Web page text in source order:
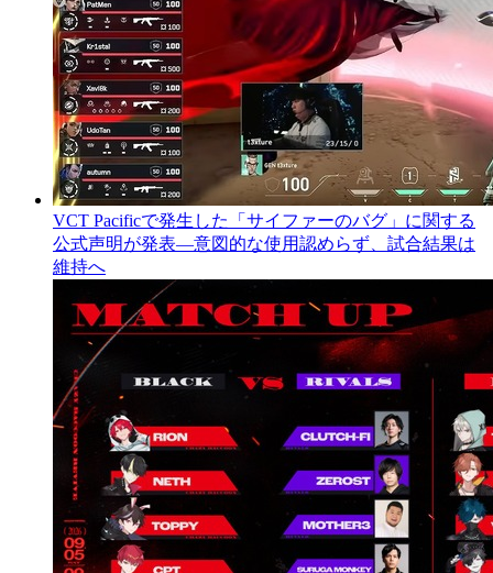
VCT Pacificで発生した「サイファーのバグ」に関する
公式声明が発表―意図的な使用認めらず、試合結果は
維持へ